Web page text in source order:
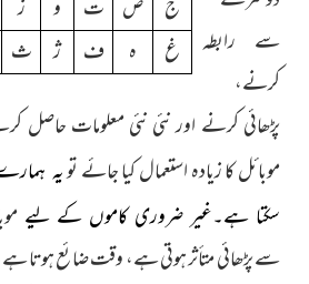
ج ص ت و ز
غ
ہ ف ژ ث
سے رابطہ
کرنے،
پڑھائی کرنے اور نئی نئی معلومات حاصل
موبائل کا زیادہ استعمال کیا جائے تویہ
سکتا ہے۔غير ضروری کاموں کے لیے
سے پڑھائی متأثر ہوتی ہے، وقت ضائع ہوتا